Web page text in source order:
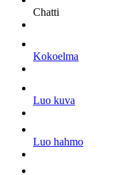
Chatti
Kokoelma
Luo kuva
Luo hahmo